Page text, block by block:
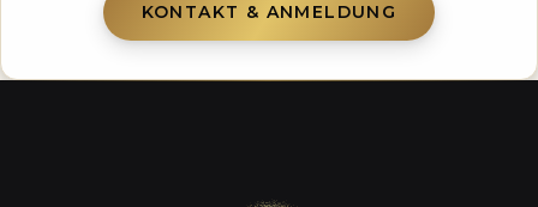
KONTAKT & ANMELDUNG